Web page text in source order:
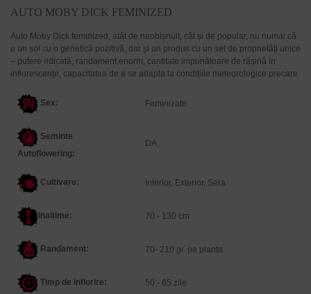
AUTO MOBY DICK FEMINIZED
Auto Moby Dick feminized, atât de neobișnuit, cât și de popular, nu numai că
e un soi cu o genetică pozitivă, dar și un produs cu un set de proprietăți unice
– putere ridicată, randament enorm, cantitate impunătoare de rășină în
inflorescențe, capacitatea de a se adapta la condițiile meteorologice precare.
Sex: Feminizate
Seminte
Autoflowering:
DA
Cultivare: Interior, Exterior, Sera
Inaltime: 70 - 130 cm
Randament: 70- 210 gr. pe planta
Timp de inflorire: 50 - 65 zile